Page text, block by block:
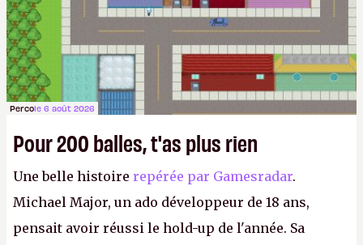
Percole 6 août 2026
Pour 200 balles, t'as plus rien
Une belle histoire repérée par Gamesradar.
Michael Major, un ado développeur de 18 ans,
pensait avoir réussi le hold-up de l'année. Sa